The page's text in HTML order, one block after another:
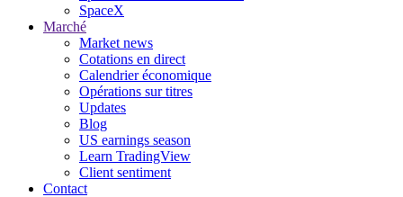
SpaceX
Marché
Market news
Cotations en direct
Calendrier économique
Opérations sur titres
Updates
Blog
US earnings season
Learn TradingView
Client sentiment
Contact